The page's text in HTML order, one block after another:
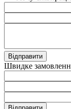
Відправити
Швидке